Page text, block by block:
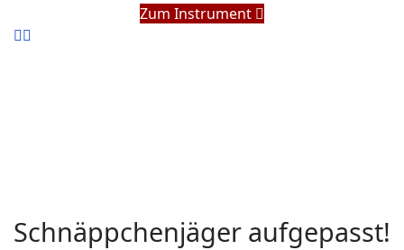
Zum Instrument
Schnäppchenjäger aufgepasst!